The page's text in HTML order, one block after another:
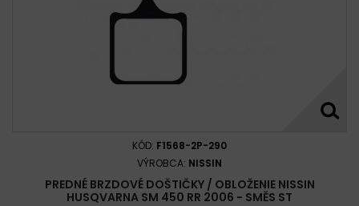
KÓD: F1568-2P-290
VÝROBCA: NISSIN
PREDNÉ BRZDOVÉ DOŠTIČKY / OBLOŽENIE NISSIN
HUSQVARNA SM 450 RR 2006 - SMĚS ST